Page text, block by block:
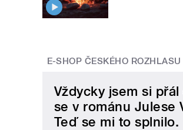
E-SHOP ČESKÉHO ROZHLASU
Vždycky jsem si
se v románu Julese
Teď se mi to splnilo.